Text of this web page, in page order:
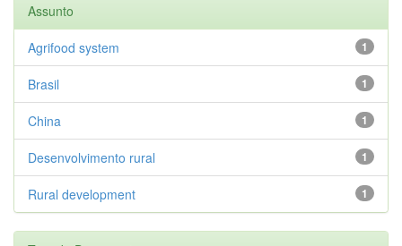
Assunto
1
Agrifood system
1
Brasil
1
China
1
Desenvolvimento rural
1
Rural development